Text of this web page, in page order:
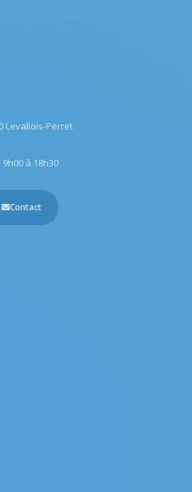
Levallois-Perret
9h00 à 18h30
Contact